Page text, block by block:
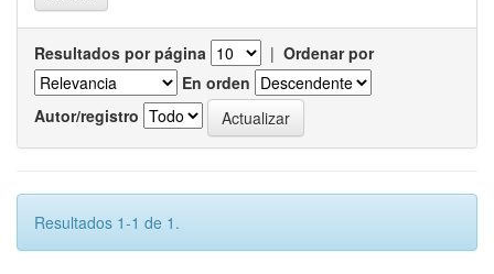
Resultados por página | Ordenar por
En orden
Autor/registro
Resultados 1-1 de 1.